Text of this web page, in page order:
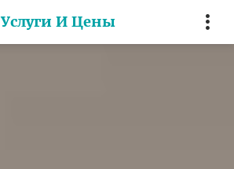
Услуги И Цены